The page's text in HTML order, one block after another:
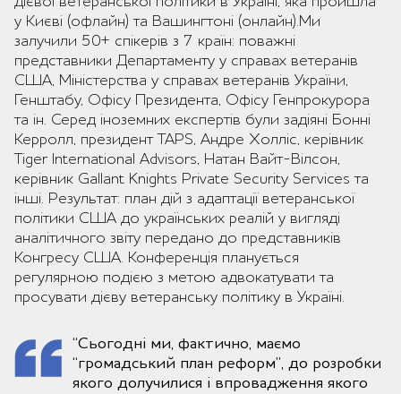
у Києві (офлайн) та Вашингтоні (онлайн).Ми
залучили 50+ спікерів з 7 країн: поважні
представники Департаменту у справах ветеранів
США, Міністерства у справах ветеранів України,
Генштабу, Офісу Президента, Офісу Генпрокурора
та ін. Серед іноземних експертів були задіяні Бонні
Керролл, президент TAPS, Андре Холліс, керівник
Tiger International Advisors, Натан Вайт-Вілсон,
керівник Gallant Knights Private Security Services та
інші. Результат: план дій з адаптації ветеранської
політики США до українських реалій у вигляді
аналітичного звіту передано до представників
Конгресу США. Конференція планується
регулярною подією з метою адвокатувати та
просувати дієву ветеранську політику в Україні.
“Сьогодні ми, фактично, маємо
“громадський план реформ”, до розробки
якого долучилися і впровадження якого